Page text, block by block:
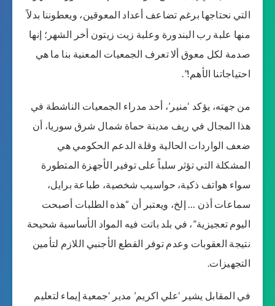
التي نحتاجها برغم تضاعف أعداد المعوقين، ويعطوننا بدلاً
منها علبة رب البندورة وعلبة زيت زيتون أخر الشهر؛ إنها
صدمة لكل معوق ألا تعرف الجمعيات المعنية بنا ما هي
احتياجاتنا الأهم!”.
من جهته، يؤكد ‘منير’، أحد مدراء الجمعيات الناشطة في
هذا المجال في ريف مدينة حماة شمال شرق سوريا، أن
ضعف الواردات الحالية وقلة الدعم الحكومي هي
المشكلة التي تؤثر سلباً على توفير الأجهزة المتطورة
سواء هواتف ذكية، حواسيب شخصية، طباعة برايل،
سماعات أذن … إلخ، ويعتبر أن “هذه الطلبات أصبحت
اليوم تعجيزية”، في بلد باتت فيه المواد الأساسية شحيحة
نتيجة العقوبات وعدم توفر القطع الأجنبي اللازم لتأمين
التجهيزات.
في المقابل يشير ‘علي اكريم’ مدير ‘جمعية إيماء لتعليم